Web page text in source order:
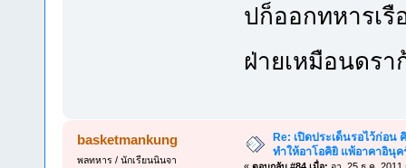
ปก็ออกทหารเรื
ฝ่ายเหมือนดร
basketmankung
พลทหาร / นักเรียนนินจา
Re: เปิดประเด็นรอไว้ก่อน
ทำให้อาโอคิยิ แพ้อาคาอินุ